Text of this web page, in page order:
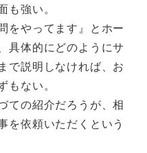
強い。
をやってます』とホー
具体的にどのようにサ
で説明しなければ、お
ない。
ての紹介だろうが、相
を依頼いただくという